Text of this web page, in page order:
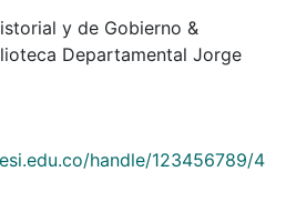
y de Gobierno &
Departamental Jorge
handle/123456789/4